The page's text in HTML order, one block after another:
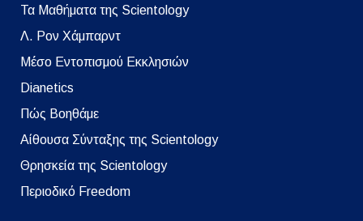
Τα Μαθήματα της Scientology
Λ. Ρον Χάμπαρντ
Μέσο Εντοπισμού Εκκλησιών
Dianetics
Πώς Βοηθάμε
Αίθουσα Σύνταξης της Scientology
Θρησκεία της Scientology
Περιοδικό Freedom